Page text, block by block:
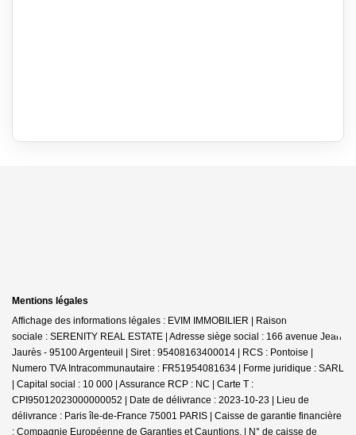
Mentions légales
Affichage des informations légales : EVIM IMMOBILIER | Raison
sociale : SERENITY REAL ESTATE | Adresse siège social : 166 avenue Jean
Jaurès - 95100 Argenteuil | Siret : 95408163400014 | RCS : Pontoise |
Numero TVA Intracommunautaire : FR51954081634 | Forme juridique : SARL
| Capital social : 10 000 | Assurance RCP : NC | Carte T :
CPI95012023000000052 | Date de délivrance : 2023-10-23 | Lieu de
délivrance : Paris île-de-France 75001 PARIS | Caisse de garantie financière
: Compagnie Européenne de Garanties et Cauntions. | N° de caisse de